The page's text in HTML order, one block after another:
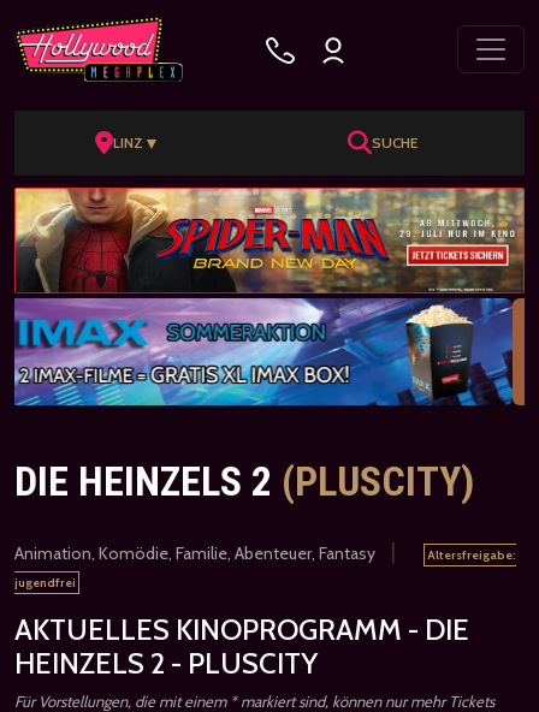
LINZ ▼ SUCHE
DIE HEINZELS 2 (PLUSCITY)
Animation, Komödie, Familie, Abenteuer, Fantasy |
Altersfreigabe:
jugendfrei
AKTUELLES KINOPROGRAMM - DIE
HEINZELS 2 - PLUSCITY
Für Vorstellungen, die mit einem * markiert sind, können nur mehr Tickets